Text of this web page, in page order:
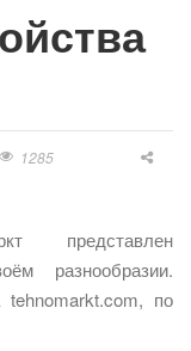
1285
представлен
разнообразии.
по